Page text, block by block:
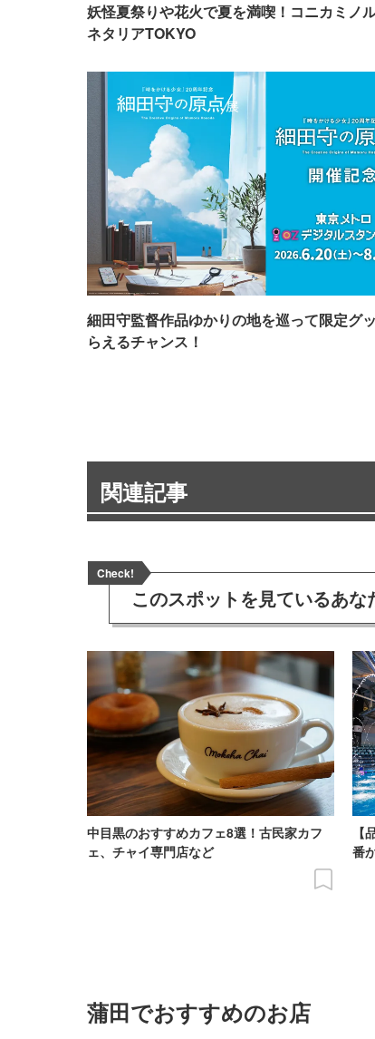
妖怪夏祭りや花火で夏を満喫！コニカミノ
ネタリアTOKYO
細田守監督作品ゆかりの地を巡って限定グ
らえるチャンス！
関連記事
Check!
このスポットを見ているあな
中目黒のおすすめカフェ8選！古民家カフ
ェ、チャイ専門店など
【
番
蒲田でおすすめのお店